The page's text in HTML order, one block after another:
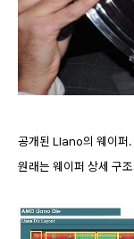
공개된 Llano의 웨이퍼.
원래는 웨이퍼 상세 구